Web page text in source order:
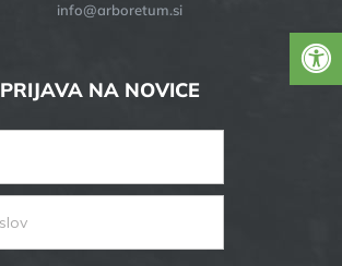
info@arboretum.si
PRIJAVA NA NOVICE